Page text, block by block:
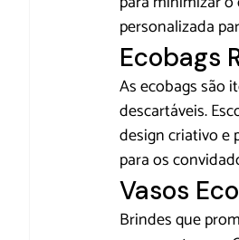
personalizada
Ecobags
As ecobags são
descartáveis.
design criativo e
para os
Vasos
Brindes que